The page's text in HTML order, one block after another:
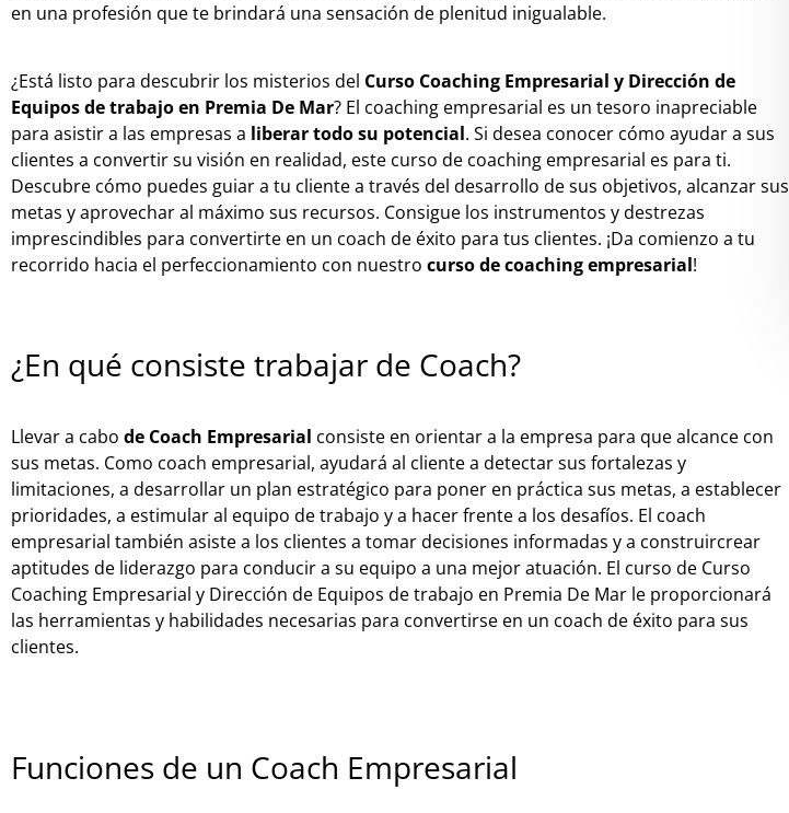
en una profesión que te brindará una sensación de plenitud inigualable.
¿Está listo para descubrir los misterios del Curso Coaching Empresarial y Dirección de
Equipos de trabajo en Premia De Mar? El coaching empresarial es un tesoro inapreciable
para asistir a las empresas a liberar todo su potencial. Si desea conocer cómo ayudar a sus
clientes a convertir su visión en realidad, este curso de coaching empresarial es para ti.
Descubre cómo puedes guiar a tu cliente a través del desarrollo de sus objetivos, alcanzar sus
metas y aprovechar al máximo sus recursos. Consigue los instrumentos y destrezas
imprescindibles para convertirte en un coach de éxito para tus clientes. ¡Da comienzo a tu
recorrido hacia el perfeccionamiento con nuestro curso de coaching empresarial!
¿En qué consiste trabajar de Coach?
Llevar a cabo de Coach Empresarial consiste en orientar a la empresa para que alcance con
sus metas. Como coach empresarial, ayudará al cliente a detectar sus fortalezas y
limitaciones, a desarrollar un plan estratégico para poner en práctica sus metas, a establecer
prioridades, a estimular al equipo de trabajo y a hacer frente a los desafíos. El coach
empresarial también asiste a los clientes a tomar decisiones informadas y a construircrear
aptitudes de liderazgo para conducir a su equipo a una mejor atuación. El curso de Curso
Coaching Empresarial y Dirección de Equipos de trabajo en Premia De Mar le proporcionará
las herramientas y habilidades necesarias para convertirse en un coach de éxito para sus
clientes.
Funciones de un Coach Empresarial